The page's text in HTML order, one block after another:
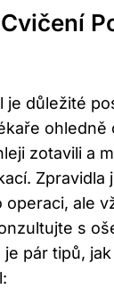
je důležité
ohledně
zotavili a
Zpravidla
operaci, ale
s
je pár tipů,